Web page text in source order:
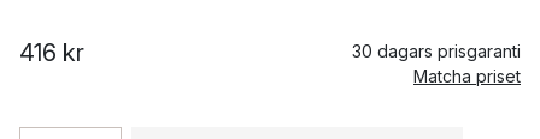
416 kr
30 dagars prisgaranti
Matcha priset